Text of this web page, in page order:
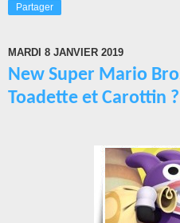
Partager
MARDI 8 JANVIER 2019
New Super Mario
Toadette et Carottin ?